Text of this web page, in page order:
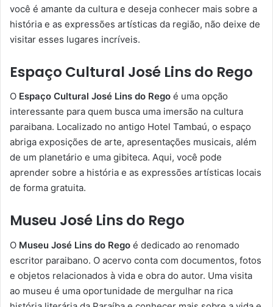
você é amante da cultura e deseja conhecer mais sobre a
história e as expressões artísticas da região, não deixe de
visitar esses lugares incríveis.
Espaço Cultural José Lins do Rego
O Espaço Cultural José Lins do Rego é uma opção
interessante para quem busca uma imersão na cultura
paraibana. Localizado no antigo Hotel Tambaú, o espaço
abriga exposições de arte, apresentações musicais, além
de um planetário e uma gibiteca. Aqui, você pode
aprender sobre a história e as expressões artísticas locais
de forma gratuita.
Museu José Lins do Rego
O Museu José Lins do Rego é dedicado ao renomado
escritor paraibano. O acervo conta com documentos, fotos
e objetos relacionados à vida e obra do autor. Uma visita
ao museu é uma oportunidade de mergulhar na rica